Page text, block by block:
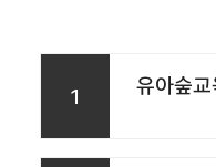
1
유아숲